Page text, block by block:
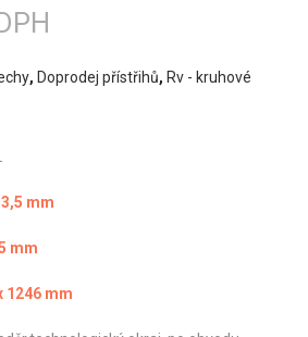
, Doprodej přístřihů, Rv - kruhové
3,5 mm
mm
1246 mm